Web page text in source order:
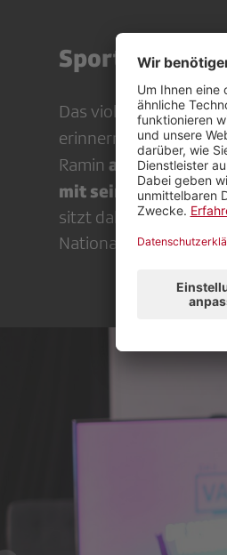
Sport trifft
Das violette Licht und
erinnern stark an
Ramin ana­lysiert
mit seinen
sitzt dabei an einem
Nationalmann­schaft,